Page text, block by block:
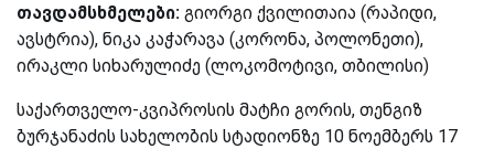
თავდამსხმელები: გიორგი ქვილითაია (რაპიდი,
ავსტრია), ნიკა კაჭარავა (კორონა, პოლონეთი),
ირაკლი სიხარულიძე (ლოკომოტივი, თბილისი)
საქართველო-კვიპროსის მატჩი გორის, თენგიზ
ბურჯანაძის სახელობის სტადიონზე 10 ნოემბერს 17